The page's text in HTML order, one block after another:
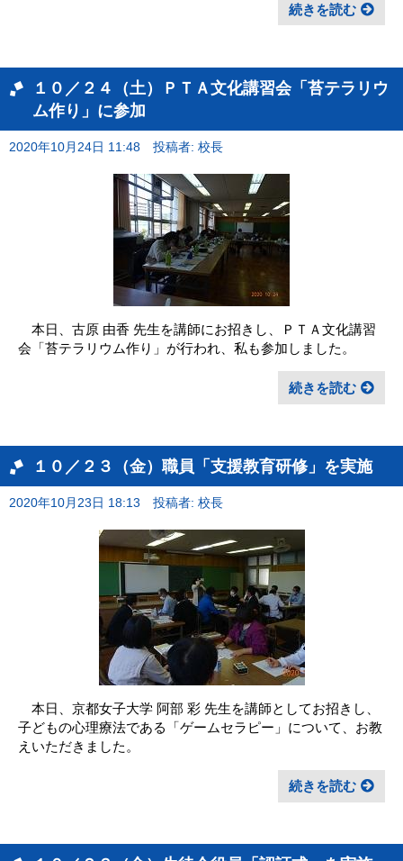
続きを読む
１０／２４（土）ＰＴＡ文化講習会「苔テラリウ
ム作り」に参加
2020年10月24日 11:48 投稿者: 校長
本日、古原 由香 先生を講師にお招きし、ＰＴＡ文化講習
会「苔テラリウム作り」が行われ、私も参加しました。
続きを読む
１０／２３（金）職員「支援教育研修」を実施
2020年10月23日 18:13 投稿者: 校長
本日、京都女子大学 阿部 彩 先生を講師としてお招きし、
子どもの心理療法である「ゲームセラピー」について、お教
えいただきました。
続きを読む